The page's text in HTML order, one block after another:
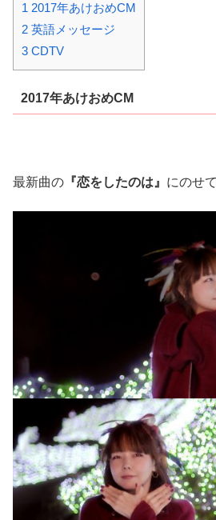
1 2017年あけおめCM
2 英語メッセージ
3 CDTV
2017年あけおめCM
最新曲の 『恋をしたのは』 にのせて